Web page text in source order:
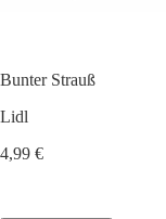
Bunter Strauß
Lidl
4,99 €